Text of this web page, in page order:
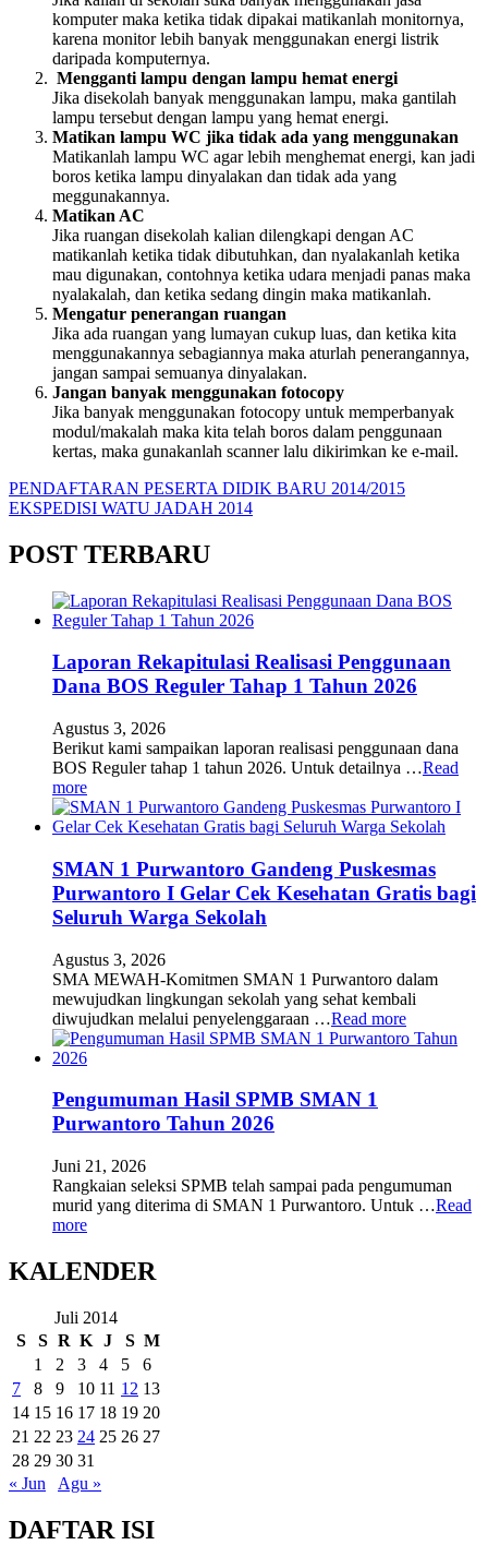
komputer maka ketika tidak dipakai matikanlah monitornya,
karena monitor lebih banyak menggunakan energi listrik
daripada komputernya.
Mengganti lampu dengan lampu hemat energi
Jika disekolah banyak menggunakan lampu, maka gantilah
lampu tersebut dengan lampu yang hemat energi.
Matikan lampu WC jika tidak ada yang menggunakan
Matikanlah lampu WC agar lebih menghemat energi, kan jadi
boros ketika lampu dinyalakan dan tidak ada yang
meggunakannya.
Matikan AC
Jika ruangan disekolah kalian dilengkapi dengan AC
matikanlah ketika tidak dibutuhkan, dan nyalakanlah ketika
mau digunakan, contohnya ketika udara menjadi panas maka
nyalakalah, dan ketika sedang dingin maka matikanlah.
Mengatur penerangan ruangan
Jika ada ruangan yang lumayan cukup luas, dan ketika kita
menggunakannya sebagiannya maka aturlah penerangannya,
jangan sampai semuanya dinyalakan.
Jangan banyak menggunakan fotocopy
Jika banyak menggunakan fotocopy untuk memperbanyak
modul/makalah maka kita telah boros dalam penggunaan
kertas, maka gunakanlah scanner lalu dikirimkan ke e-mail.
Navigasi
pos
PENDAFTARAN PESERTA DIDIK BARU 2014/2015
EKSPEDISI WATU JADAH 2014
POST TERBARU
Laporan Rekapitulasi Realisasi Penggunaan
Dana BOS Reguler Tahap 1 Tahun 2026
Agustus 3, 2026
Berikut kami sampaikan laporan realisasi penggunaan dana
BOS Reguler tahap 1 tahun 2026. Untuk detailnya …Read
more
SMAN 1 Purwantoro Gandeng Puskesmas
Purwantoro I Gelar Cek Kesehatan Gratis bagi
Seluruh Warga Sekolah
Agustus 3, 2026
SMA MEWAH-Komitmen SMAN 1 Purwantoro dalam
mewujudkan lingkungan sekolah yang sehat kembali
diwujudkan melalui penyelenggaraan …Read more
Pengumuman Hasil SPMB SMAN 1
Purwantoro Tahun 2026
Juni 21, 2026
Rangkaian seleksi SPMB telah sampai pada pengumuman
murid yang diterima di SMAN 1 Purwantoro. Untuk …Read
more
KALENDER
Juli 2014
S
S R K J S M
1
2 3 4 5
6
7
8 9 10 11 12 13
14 15 16 17 18 19 20
21 22 23 24 25 26 27
28 29 30 31
« Jun
Agu »
DAFTAR ISI